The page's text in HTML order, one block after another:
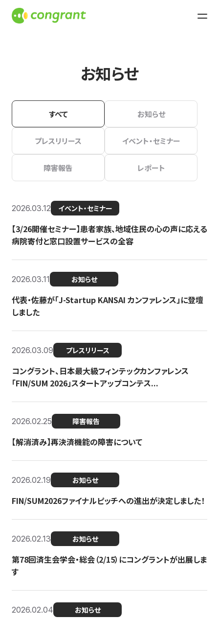
お知らせ
すべて お知らせ
プレスリリース イベント・セミナー
障害報告 レポート
2026.03.12 イベント・セミナー
【3/26開催セミナー】患者家族、地域住民の心の声に応える
病院寄付と窓口設置サービスの全容
2026.03.11 お知らせ
代表・佐藤が「J-Startup KANSAI カンファレンス」に登壇
しました
2026.03.09 プレスリリース
コングラント、日本最大級フィンテックカンファレンス
「FIN/SUM 2026」スタートアップコンテス...
2026.02.25 障害報告
【解消済み】再決済機能の障害について
2026.02.19 お知らせ
FIN/SUM2026ファイナルピッチへの進出が決定しました！
2026.02.13 お知らせ
第78回済生会学会・総会（2/15）にコングラントが出展しま
す
2026.02.04 お知らせ